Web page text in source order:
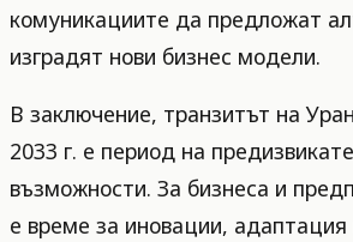
комуникациите да предложат
изградят нови бизнес модели.
В заключение, транзитът на
2033 г. е период на
възможности. За бизнеса и
е време за иновации,